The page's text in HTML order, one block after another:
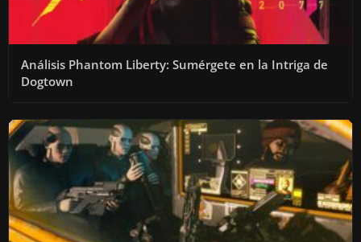
Análisis Phantom Liberty: Sumérgete en la Intriga de
Dogtown